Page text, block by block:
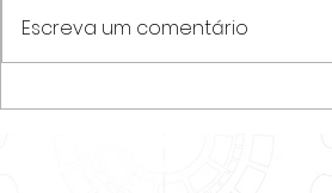
Parque Tecnológico
Escreva um comentário